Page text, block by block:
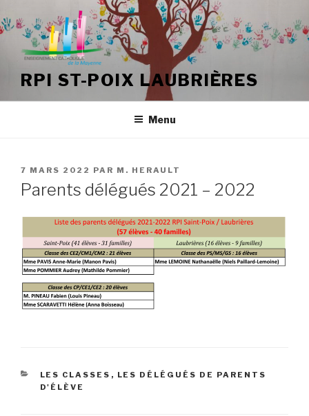
au
contenu
principal
RPI ST-POIX LAUBRIÈRES
Menu
PUBLIÉ
LE
7 MARS 2022 PAR M. HERAULT
Parents délégués 2021 – 2022
CATÉGORIES
LES CLASSES , LES DÉLÉGUÉS DE PARENTS
D'ÉLÈVE